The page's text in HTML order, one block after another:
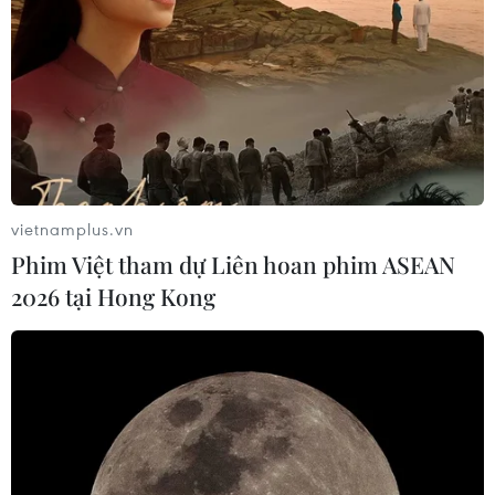
hành lang an toàn giao thông Quốc
lộ 22B
07/08/2026 04:31
Hãng hàng không Air Premia của
Hàn Quốc nối lại đường bay
Incheon-TP Hồ Chí Minh
07/08/2026 02:37
Nhanh chóng hoàn thiện dự
vietnamplus.vn
Phim Việt tham dự Liên hoan phim ASEAN
2026 tại Hong Kong